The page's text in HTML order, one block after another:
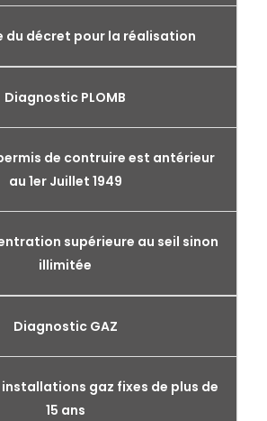
du décret pour la réalisation
Diagnostic PLOMB
de contruire est antérieur
au 1er Juillet 1949
supérieure au seil sinon
illimitée
Diagnostic GAZ
installations gaz fixes de plus de
15 ans